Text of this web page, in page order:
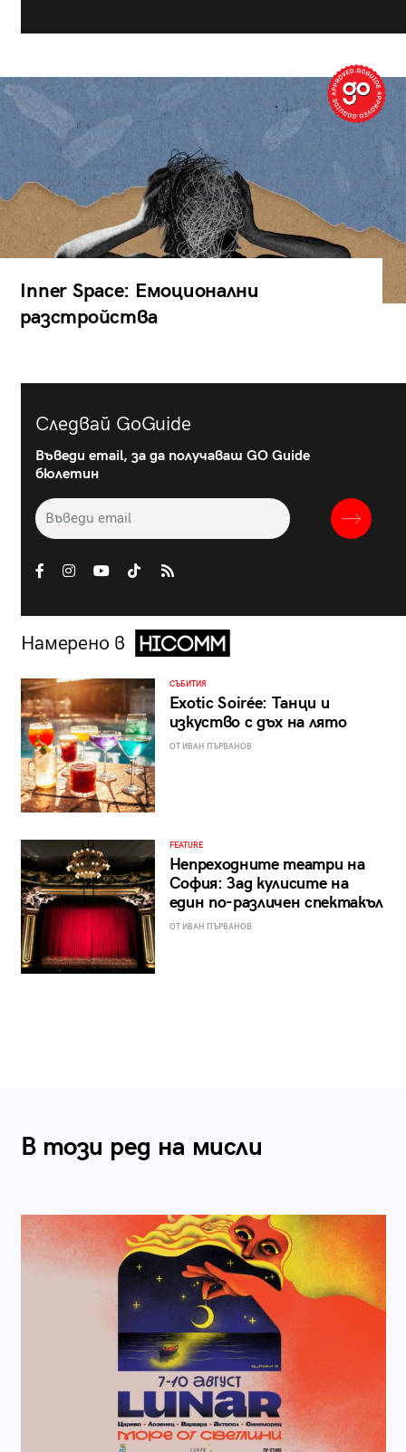
Inner Space: Емоционални
разстройства
Следвай GoGuide
Въведи email, за да получаваш GO Guide
бюлетин
Намерено в
СЪБИТИЯ
Exotic Soirée: Танци и
изкуство с дъх на лято
ОТ ИВАН ПЪРВАНОВ
FEATURE
Непреходните театри на
София: Зад кулисите на
един по-различен спектакъл
ОТ ИВАН ПЪРВАНОВ
В този ред на мисли